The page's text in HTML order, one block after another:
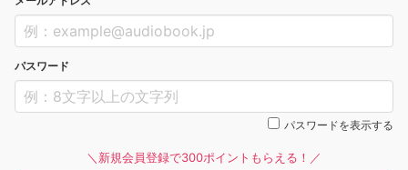
パスワード
パスワードを表示する
＼新規会員登録で300ポイントもらえる！／